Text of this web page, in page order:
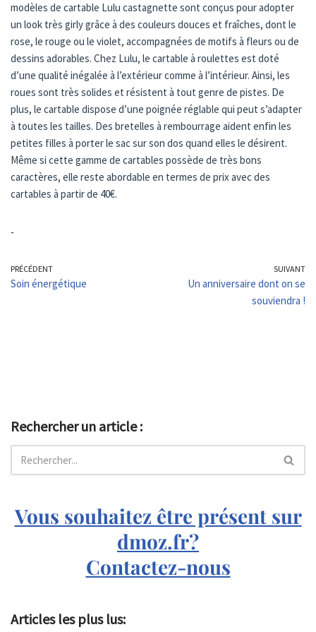
modèles de cartable Lulu castagnette sont conçus pour adopter
un look très girly grâce à des couleurs douces et fraîches, dont le
rose, le rouge ou le violet, accompagnées de motifs à fleurs ou de
dessins adorables. Chez Lulu, le cartable à roulettes est doté
d’une qualité inégalée à l’extérieur comme à l’intérieur. Ainsi, les
roues sont très solides et résistent à tout genre de pistes. De
plus, le cartable dispose d’une poignée réglable qui peut s’adapter
à toutes les tailles. Des bretelles à rembourrage aident enfin les
petites filles à porter le sac sur son dos quand elles le désirent.
Même si cette gamme de cartables possède de très bons
caractères, elle reste abordable en termes de prix avec des
cartables à partir de 40€.
-
PRÉCÉDENT
Soin énergétique
SUIVANT
Un anniversaire dont on se
souviendra !
Rechercher un article :
Vous souhaitez être présent sur
dmoz.fr?
Contactez-nous
Articles les plus lus: